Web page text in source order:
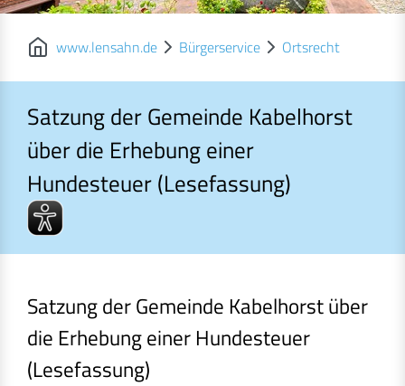
www.lensahn.de Bürgerservice Ortsrecht
Satzung der Gemeinde Kabelhorst
über die Erhebung einer
Hundesteuer (Lesefassung)
Satzung der Gemeinde Kabelhorst über die Erhebung einer
Satzung der Gemeinde Kabelhorst über
die Erhebung einer Hundesteuer
(Lesefassung)